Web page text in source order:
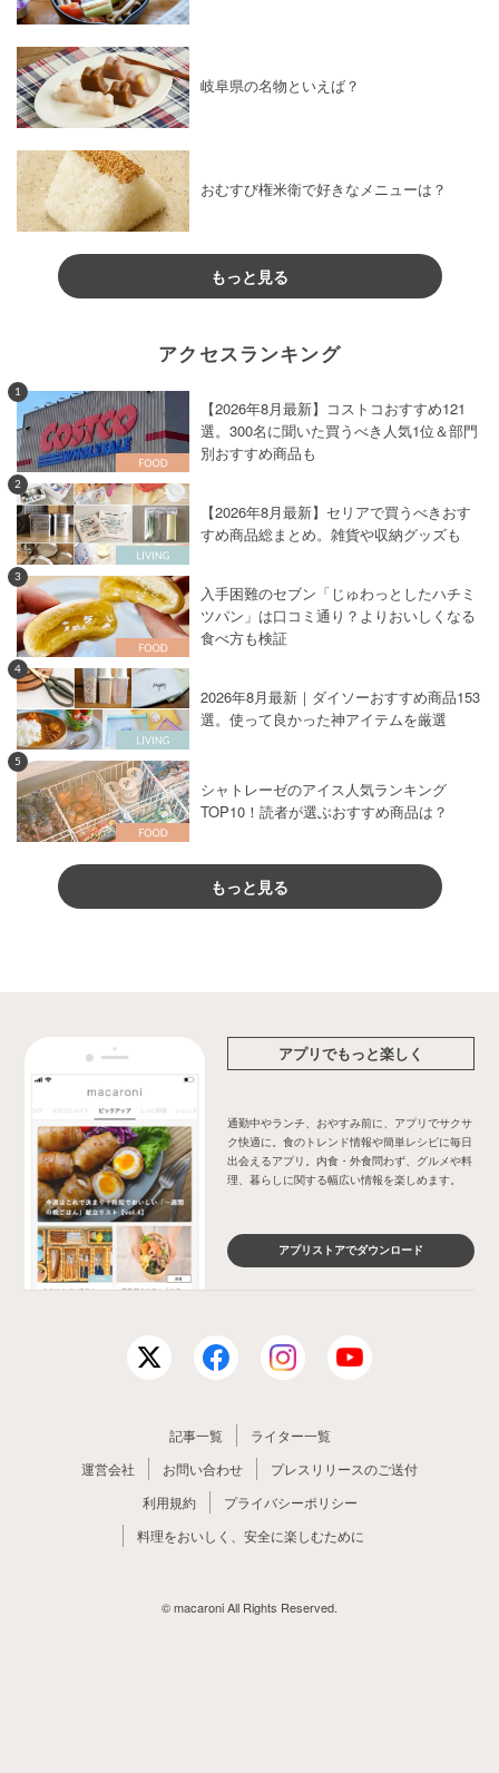
岐阜県の名物といえば？
おむすび権米衛で好きなメニューは？
もっと見る
アクセスランキング
1
【2026年8月最新】コストコおすすめ121
選。300名に聞いた買うべき人気1位＆部門
別おすすめ商品も
2
【2026年8月最新】セリアで買うべきおす
すめ商品総まとめ。雑貨や収納グッズも
3
入手困難のセブン「じゅわっとしたハチミ
ツパン」は口コミ通り？よりおいしくなる
食べ方も検証
4
2026年8月最新｜ダイソーおすすめ商品153
選。使って良かった神アイテムを厳選
5
シャトレーゼのアイス人気ランキング
TOP10！読者が選ぶおすすめ商品は？
もっと見る
アプリでもっと楽しく
通勤中やランチ、おやすみ前に、アプリでサクサ
ク快適に。食のトレンド情報や簡単レシピに毎日
出会えるアプリ。内食・外食問わず、グルメや料
理、暮らしに関する幅広い情報を楽しめます。
アプリストアでダウンロード
記事一覧
ライター一覧
運営会社
お問い合わせ
プレスリリースのご送付
利用規約
プライバシーポリシー
料理をおいしく、安全に楽しむために
© macaroni All Rights Reserved.